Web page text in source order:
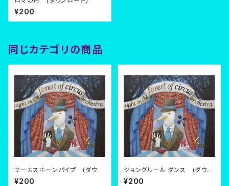
¥200
同じカテゴリの商品
サーカスホーンパイプ (ダウン
ロード)
¥200
ジョングルール ダンス (ダウン
ロード)
¥200